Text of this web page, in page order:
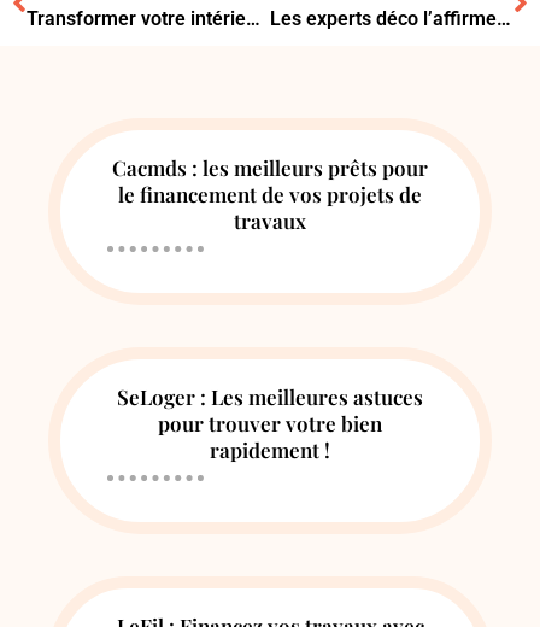
Transformer votre intérieur : le choix inattendu des pieds de table Les experts déco l’affirment : le tapis en jute est l’indispensable de 2024
Cacmds : les meilleurs prêts pour
le financement de vos projets de
travaux
SeLoger : Les meilleures astuces
pour trouver votre bien
rapidement !